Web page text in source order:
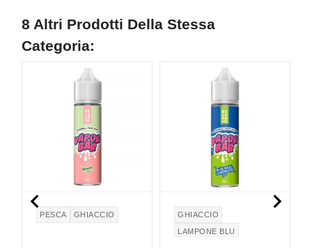
8 Altri Prodotti Della Stessa
Categoria:
PESCA GHIACCIO
GHIACCIO
LAMPONE BLU
 